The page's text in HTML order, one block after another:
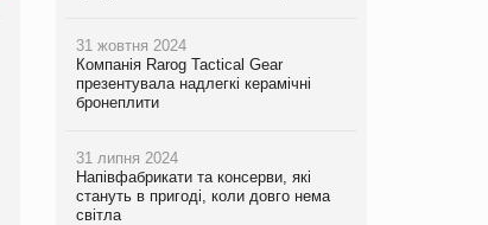
31 жовтня 2024
Компанія Rarog Tactical Gear
презентувала надлегкі керамічні
бронеплити
31 липня 2024
Напівфабрикати та консерви, які
стануть в пригоді, коли довго нема
світла